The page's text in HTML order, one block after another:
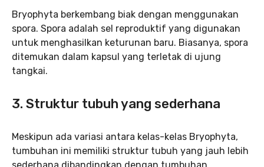
Bryophyta berkembang biak dengan menggunakan
spora. Spora adalah sel reproduktif yang digunakan
untuk menghasilkan keturunan baru. Biasanya, spora
ditemukan dalam kapsul yang terletak di ujung
tangkai.
3. Struktur tubuh yang sederhana
Meskipun ada variasi antara kelas-kelas Bryophyta,
tumbuhan ini memiliki struktur tubuh yang jauh lebih